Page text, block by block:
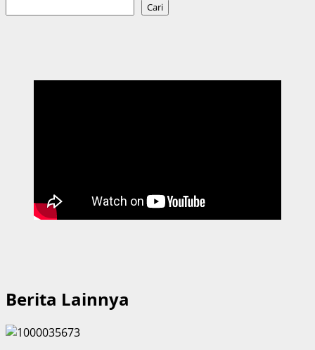
Cari
Berita Lainnya